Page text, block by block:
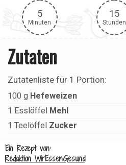
5
Minuten
15
Stunden
Zutaten
Zutatenliste für 1 Portion:
100 g Hefeweizen
1 Esslöffel
Mehl
1 Teelöffel Zucker
Ein Rezept von:
Redaktion WirEssenGesund